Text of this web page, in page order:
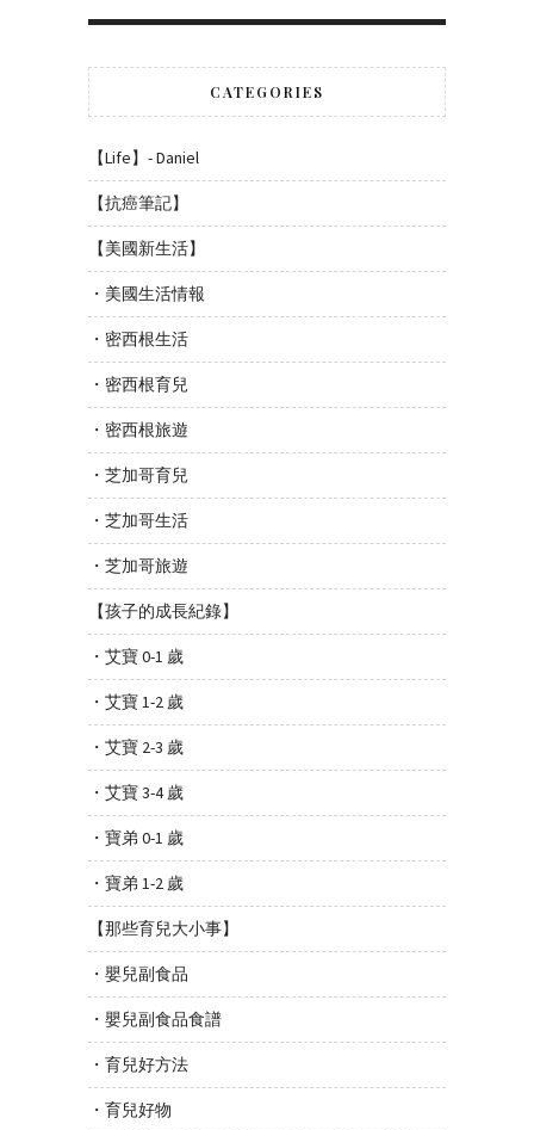
CATEGORIES
【Life】- Daniel
【抗癌筆記】
【美國新生活】
・美國生活情報
・密西根生活
・密西根育兒
・密西根旅遊
・芝加哥育兒
・芝加哥生活
・芝加哥旅遊
【孩子的成長紀錄】
・艾寶 0-1 歲
・艾寶 1-2 歲
・艾寶 2-3 歲
・艾寶 3-4 歲
・寶弟 0-1 歲
・寶弟 1-2 歲
【那些育兒大小事】
・嬰兒副食品
・嬰兒副食品食譜
・育兒好方法
・育兒好物